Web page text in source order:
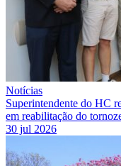
Notícias
Superintendente do HC
em reabilitação do
30 jul 2026